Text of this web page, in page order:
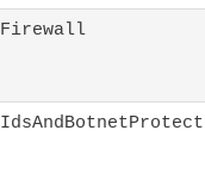
Firewall